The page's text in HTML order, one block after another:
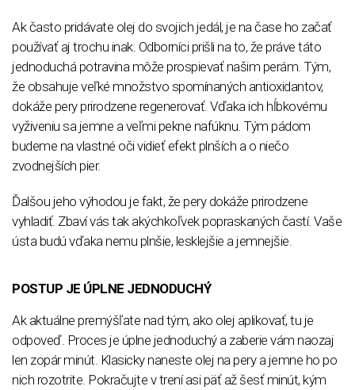
Ak často pridávate olej do svojich jedál, je na čase ho začať
používať aj trochu inak. Odborníci prišli na to, že práve táto
jednoduchá potravina môže prospievať našim perám. Tým,
že obsahuje veľké množstvo spomínaných antioxidantov,
dokáže pery prirodzene regenerovať. Vďaka ich hĺbkovému
vyživeniu sa jemne a veľmi pekne nafúknu. Tým pádom
budeme na vlastné oči vidieť efekt plnších a o niečo
zvodnejších pier.
Ďalšou jeho výhodou je fakt, že pery dokáže prirodzene
vyhladiť. Zbaví vás tak akýchkoľvek popraskaných častí. Vaše
ústa budú vďaka nemu plnšie, lesklejšie a jemnejšie.
POSTUP JE ÚPLNE JEDNODUCHÝ
Ak aktuálne premýšľate nad tým, ako olej aplikovať, tu je
odpoveď. Proces je úplne jednoduchý a zaberie vám naozaj
len zopár minút. Klasicky naneste olej na pery a jemne ho po
nich rozotrite. Pokračujte v trení asi päť až šesť minút, kým